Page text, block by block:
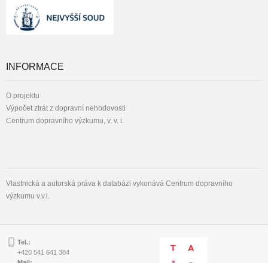
INFORMACE
O projektu
Výpočet ztrát z dopravní nehodovosti
Centrum dopravního výzkumu, v. v. i.
Vlastnická a autorská práva k databázi vykonává Centrum dopravního
výzkumu v.v.i.
Tel.:
+420 541 641 384